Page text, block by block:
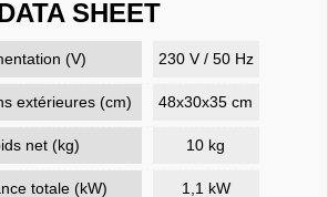
SHEET
(V) 230 V / 50 Hz
extérieures (cm) 48x30x35 cm
net (kg) 10 kg
totale (kW) 1,1 kW